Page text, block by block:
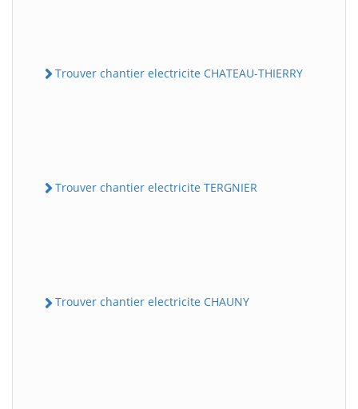
Trouver chantier electricite CHATEAU-THIERRY
Trouver chantier electricite TERGNIER
Trouver chantier electricite CHAUNY